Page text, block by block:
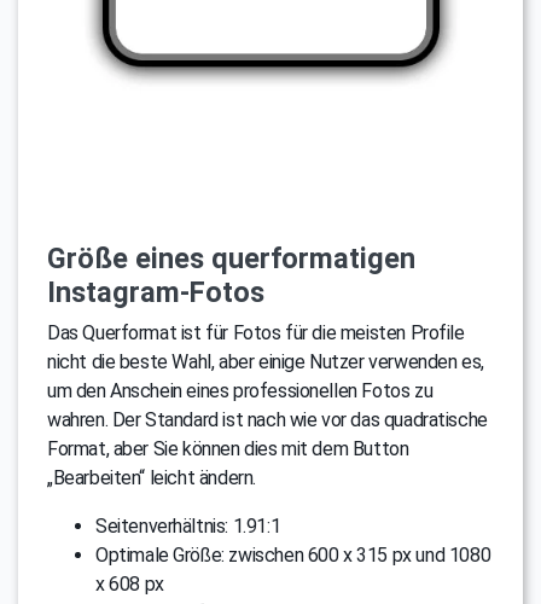
Größe eines querformatigen
Instagram-Fotos
Das Querformat ist für Fotos für die meisten Profile
nicht die beste Wahl, aber einige Nutzer verwenden es,
um den Anschein eines professionellen Fotos zu
wahren. Der Standard ist nach wie vor das quadratische
Format, aber Sie können dies mit dem Button
„Bearbeiten“ leicht ändern.
Seitenverhältnis: 1.91:1
Optimale Größe: zwischen 600 x 315 px und 1080
x 608 px